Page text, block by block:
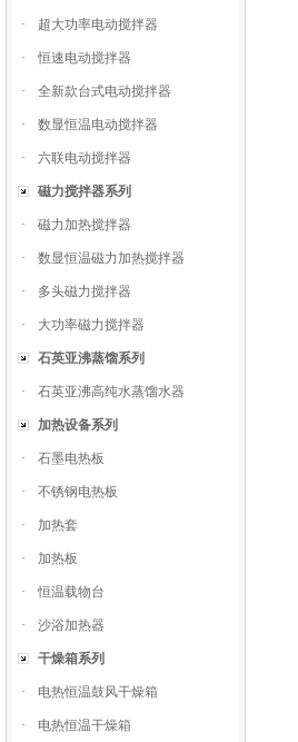
· 超大功率电动搅拌器
· 恒速电动搅拌器
· 全新款台式电动搅拌器
· 数显恒温电动搅拌器
· 六联电动搅拌器
磁力搅拌器系列
· 磁力加热搅拌器
· 数显恒温磁力加热搅拌器
· 多头磁力搅拌器
· 大功率磁力搅拌器
石英亚沸蒸馏系列
· 石英亚沸高纯水蒸馏水器
加热设备系列
· 石墨电热板
· 不锈钢电热板
· 加热套
· 加热板
· 恒温载物台
· 沙浴加热器
干燥箱系列
· 电热恒温鼓风干燥箱
· 电热恒温干燥箱